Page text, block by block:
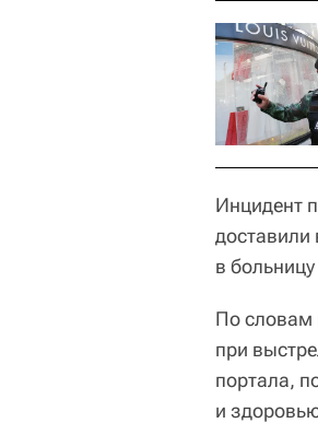
Инцидент
доставили
в
По словам
при
портала,
и